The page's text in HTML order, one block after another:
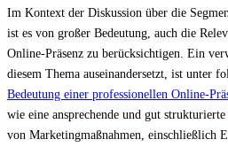
Im Kontext der Diskussion über die
ist es von großer Bedeutung, auch die
Online-Präsenz zu berücksichtigen. Ein
diesem Thema auseinandersetzt, ist unter
Bedeutung einer professionellen Online-
wie eine ansprechende und gut
von Marketingmaßnahmen, einschließlich